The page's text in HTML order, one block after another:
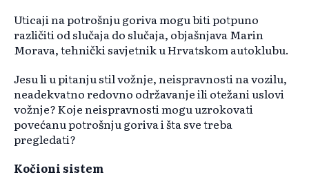
Uticaji na potrošnju goriva mogu biti potpuno
različiti od slučaja do slučaja, objašnjava Marin
Morava, tehnički savjetnik u Hrvatskom autoklubu.
Jesu li u pitanju stil vožnje, neispravnosti na vozilu,
neadekvatno redovno održavanje ili otežani uslovi
vožnje? Koje neispravnosti mogu uzrokovati
povećanu potrošnju goriva i šta sve treba
pregledati?
Kočioni sistem